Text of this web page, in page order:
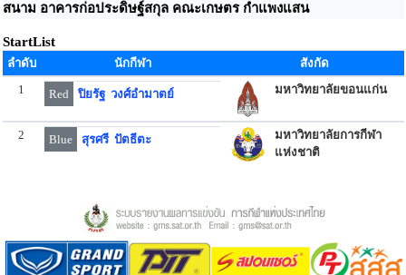
สนาม อาคารก่อประดิษฐ์สกุล คณะเกษตร กำแพงแสน
StartList
ลำดับ นักกีฬา
สังกัด
1
Red ปิยรัฐ วงศ์อำมาตย์ มหาวิทยาลัยขอนแก่น
2 Blue สุรศรี ปัตธีตะ
มหาวิทยาลัยการกีฬา
แห่งชาติ